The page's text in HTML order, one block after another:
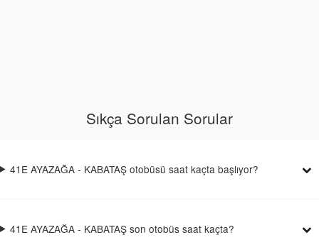
Sıkça Sorulan Sorular
41E AYAZAĞA - KABATAŞ otobüsü saat kaçta başlıyor?
41E AYAZAĞA - KABATAŞ son otobüs saat kaçta?